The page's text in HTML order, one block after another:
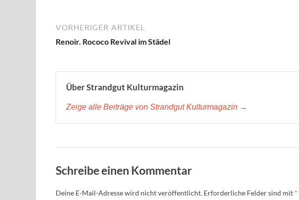
VORHERIGER ARTIKEL
Renoir. Rococo Revival im Städel
Über Strandgut Kulturmagazin
Zeige alle Beiträge von Strandgut Kulturmagazin →
Schreibe einen Kommentar
Deine E-Mail-Adresse wird nicht veröffentlicht. Erforderliche Felder sind mit *